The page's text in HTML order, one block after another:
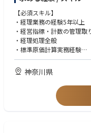
・事業部損益における管理
・事業部棚卸資産の管理
・事業部CFの管理
・部門横断の各種プロジェ
【必須スキル】
・経理業務の経験5年以上
・経営指標・計数の管理取
・経理処理全般
・標準原価計算実務経験
・連結会計実務経験
・高いコミュニケーショ
できる方
・基本的なPCスキル（
神奈川県